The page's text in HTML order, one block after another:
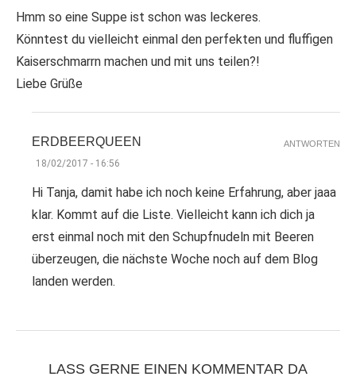
Hmm so eine Suppe ist schon was leckeres.
Könntest du vielleicht einmal den perfekten und fluffigen
Kaiserschmarrn machen und mit uns teilen?!
Liebe Grüße
ERDBEERQUEEN
18/02/2017 - 16:56
Hi Tanja, damit habe ich noch keine Erfahrung, aber jaaa
klar. Kommt auf die Liste. Vielleicht kann ich dich ja
erst einmal noch mit den Schupfnudeln mit Beeren
überzeugen, die nächste Woche noch auf dem Blog
landen werden.
ANTWORTEN
LASS GERNE EINEN KOMMENTAR DA